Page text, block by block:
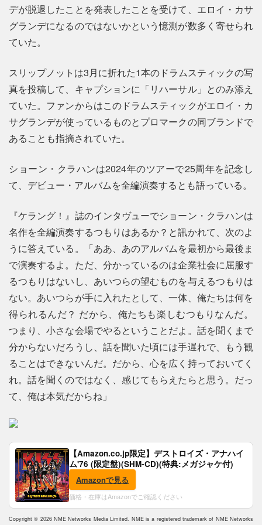
デが脱退したことを発表したことを受けて、エロイ・カサ
グランデになるのではないかという憶測が数多く寄せられ
ていた。
スリップノットは3月に折れた1本のドラムスティックの写
真を投稿して、キャプションに「リハーサル」とのみ添え
ていた。ファンからはこのドラムスティックがエロイ・カ
サグランデが使っているものとプロマークの同ブランドで
あることも指摘されていた。
ショーン・クラハンは2024年のツアーで25周年を記念し
て、デビュー・アルバムを全編演奏するとも語っている。
『ケラング！』誌のインタヴューでショーン・クラハンは
名作を全編演奏するつもりはあるか？と訊かれて、次のよ
うに答えている。「ああ、あのアルバムを最初から最後ま
で演奏するよ。ただ、分かっているのは企業社会に屈服す
るつもりはないし、あいつらの望むものを与えるつもりは
ない。あいつらが手に入れたとして、一体、俺たちは何を
得られるんだ？ だから、俺たちも楽しむつもりなんだ。
つまり、小さな会場でやるということだよ。話を聞くまで
分からないだろうし、話を聞いた頃には手遅れで、もう観
ることはできないんだ。だから、心を広く持っておいてく
れ。話を聞くのではなく、感じてもらえたらと思う。だっ
て、俺は本気だからね」
【Amazon.co.jp限定】デストロイズ・アナハイ
ム'76 (限定盤)(SHM-CD)(特典:メガジャケ付)
Amazonで見る
価格・在庫はAmazonでご確認ください
Copyright © 2026 NME Networks Media Limited. NME is a registered trademark of NME Networks